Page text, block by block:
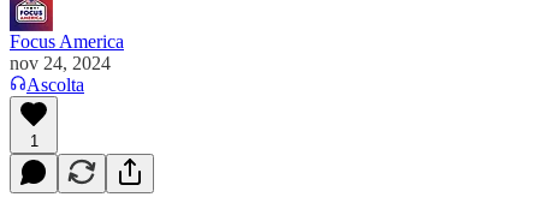
Focus America
nov 24, 2024
Ascolta
1